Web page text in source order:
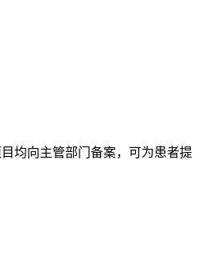
均向主管部门备案，可为患者提